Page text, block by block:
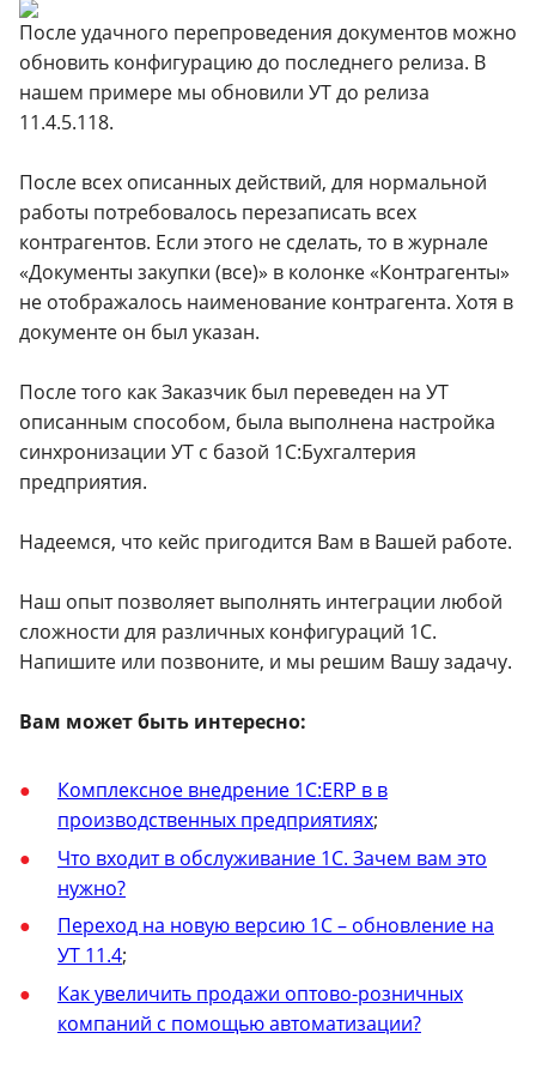
После удачного перепроведения документов можно
обновить конфигурацию до последнего релиза. В
нашем примере мы обновили УТ до релиза
11.4.5.118.
После всех описанных действий, для нормальной
работы потребовалось перезаписать всех
контрагентов. Если этого не сделать, то в журнале
«Документы закупки (все)» в колонке «Контрагенты»
не отображалось наименование контрагента. Хотя в
документе он был указан.
После того как Заказчик был переведен на УТ
описанным способом, была выполнена настройка
синхронизации УТ с базой 1С:Бухгалтерия
предприятия.
Надеемся, что кейс пригодится Вам в Вашей работе.
Наш опыт позволяет выполнять интеграции любой
сложности для различных конфигураций 1С.
Напишите или позвоните, и мы решим Вашу задачу.
Вам может быть интересно:
Комплексное внедрение 1C:ERP в в
производственных предприятиях;
Что входит в обслуживание 1С. Зачем вам это
нужно?
Переход на новую версию 1С – обновление на
УТ 11.4;
Как увеличить продажи оптово-розничных
компаний с помощью автоматизации?